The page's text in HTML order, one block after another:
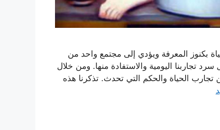
بكنوز المعرفة ويؤدي إلى مجتمع واحد من
تجاربنا اليومية والاستفادة منها. ومن خلال
الحياة والحكم التي تحدث. تذكرنا هذه